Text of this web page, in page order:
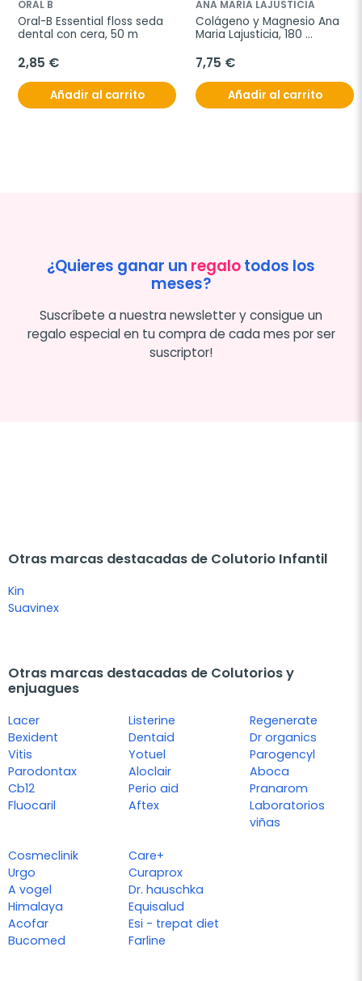
ORAL B
Oral-B Essential floss seda
dental con cera, 50 m
2,85 €
Añadir al carrito
ANA MARÍA LAJUSTICIA
Colágeno y Magnesio Ana
Maria Lajusticia, 180
7,75 €
Añadir al carrito
¿Quieres ganar un regalotodos los
meses?
Suscríbete a nuestra newsletter y consigue un
regalo especial en tu compra de cada mes por ser
suscriptor!
Otras marcas destacadas de Colutorio Infantil
Kin
Suavinex
Otras marcas destacadas de Colutorios y
enjuagues
Lacer
Bexident
Vitis
Parodontax
Cb12
Fluocaril
Listerine
Dentaid
Yotuel
Aloclair
Perio aid
Aftex
Regenerate
Dr organics
Parogencyl
Aboca
Pranarom
Laboratorios
viñas
Cosmeclinik
Urgo
A vogel
Himalaya
Acofar
Bucomed
Care+
Curaprox
Dr. hauschka
Equisalud
Esi - trepat diet
Farline